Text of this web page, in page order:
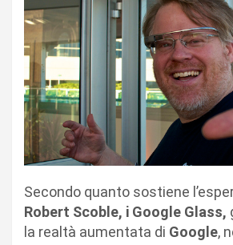
Secondo quanto sostiene
Robert Scoble, i Google Glass,
la realtà aumentata di Google,